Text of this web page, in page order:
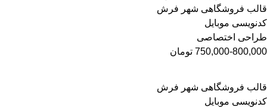
قالب فروشگاهی شهر فرش
کدنویسی موبایل
طراحی اختصاصی
750,000-800,000 تومان
قالب فروشگاهی شهر فرش
کدنویسی موبایل